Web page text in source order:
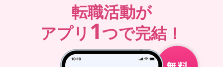
転職活動が
アプリ 1つで完結！